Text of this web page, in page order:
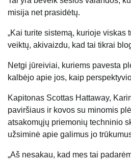
misija net prasidėtų.
„Kai turite sistemą, kurioje viskas
veiktų, akivaizdu, kad tai tikrai
Netgi jūreiviai, kuriems pavesta
kalbėjo apie jos, kaip
Kapitonas Scottas Hattaway,
paviršiaus ir kovos su minomis
atsakomųjų priemonių techninio
užsiminė apie galimus jo
„Aš nesakau, kad mes tai